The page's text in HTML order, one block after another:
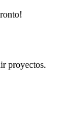
proyectos.